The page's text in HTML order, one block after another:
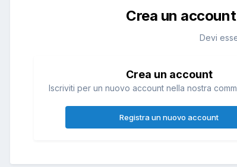
Crea un
Devi
Crea un account
Iscriviti per un nuovo account nella nostra
Registra un nuovo account